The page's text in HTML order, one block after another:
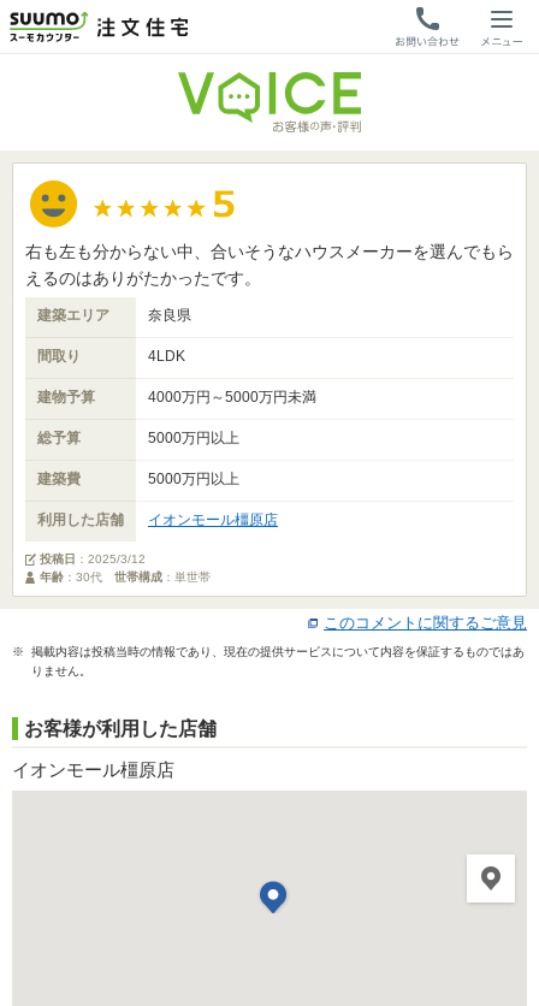
右も左も分からない中、合いそうなハウスメーカーを選んでもら
えるのはありがたかったです。
建築エリア 奈良県
間取り 4LDK
建物予算 4000万円～5000万円未満
総予算 5000万円以上
建築費 5000万円以上
利用した店舗 イオンモール橿原店
投稿日 ： 2025/3/12
年齢 ：30代 世帯構成 ：単世帯
このコメントに関するご意見
※ 掲載内容は投稿当時の情報であり、現在の提供サービスについて内容を保証するものではあ
りません。
お客様が利用した店舗
イオンモール橿原店